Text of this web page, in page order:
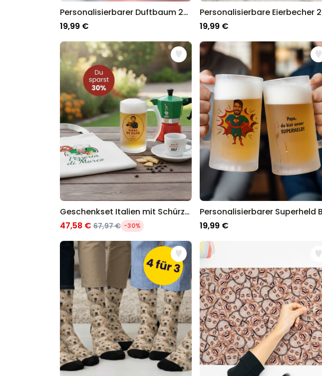
Personalisierbarer Duftbaum 2er Set Aperol mit Gesicht
19,99 €
19,99 €
Geschenkset Italien mit Schürze Bierkrug und Espresso Tasse
47,58 € 67,97 € -30%
19,99 €